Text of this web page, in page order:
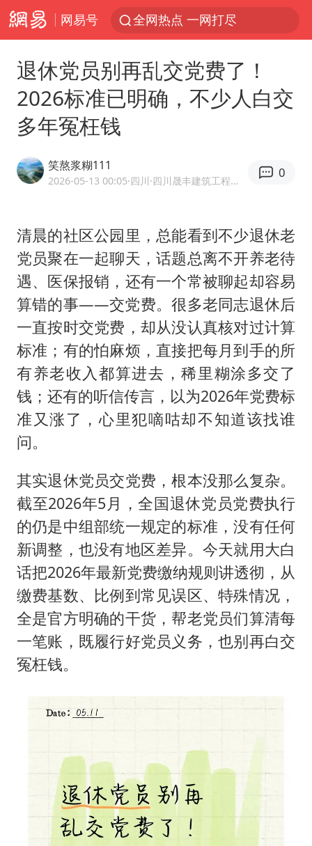
网易号 全网热点 一网打尽
退休党员别再乱交党费了！
2026标准已明确，不少人白交
多年冤枉钱
笑熬浆糊111
2026-05-13 00:05·四川 ·四川晟丰建筑工程有限公司道桥高级工程师
0
清晨的社区公园里，总能看到不少退休老
党员聚在一起聊天，话题总离不开养老待
遇、医保报销，还有一个常被聊起却容易
算错的事——交党费。很多老同志退休后
一直按时交党费，却从没认真核对过计算
标准；有的怕麻烦，直接把每月到手的所
有养老收入都算进去，稀里糊涂多交了
钱；还有的听信传言，以为2026年党费标
准又涨了，心里犯嘀咕却不知道该找谁
问。
其实退休党员交党费，根本没那么复杂。
截至2026年5月，全国退休党员党费执行
的仍是中组部统一规定的标准，没有任何
新调整，也没有地区差异。今天就用大白
话把2026年最新党费缴纳规则讲透彻，从
缴费基数、比例到常见误区、特殊情况，
全是官方明确的干货，帮老党员们算清每
一笔账，既履行好党员义务，也别再白交
冤枉钱。